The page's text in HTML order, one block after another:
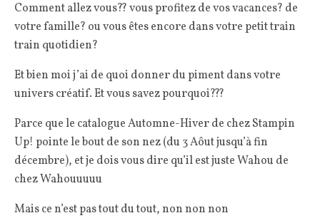
Comment allez vous?? vous profitez de vos vacances? de
votre famille? ou vous êtes encore dans votre petit train
train quotidien?
Et bien moi j’ai de quoi donner du piment dans votre
univers créatif. Et vous savez pourquoi???
Parce que le catalogue Automne-Hiver de chez Stampin
Up! pointe le bout de son nez (du 3 Aôut jusqu’à fin
décembre), et je dois vous dire qu’il est juste Wahou de
chez Wahouuuuu
Mais ce n’est pas tout du tout, non non non